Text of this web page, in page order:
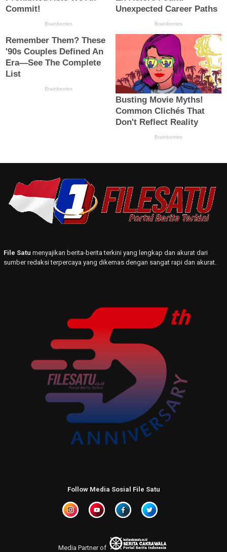
File Satu menyajikan berita-berita terkini yang lengkap dan akurat dari
sumber redaksi terpercaya yang dikemas dengan sangat rapi dan akurat.
Follow Media Sosial File Satu
Media Partner of